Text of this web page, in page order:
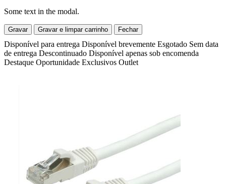
Some text in the modal.
Gravar Gravar e limpar carrinho Fechar
Disponível para entrega Disponível brevemente Esgotado Sem data
de entrega Descontinuado Disponível apenas sob encomenda
Destaque Oportunidade Exclusivos Outlet